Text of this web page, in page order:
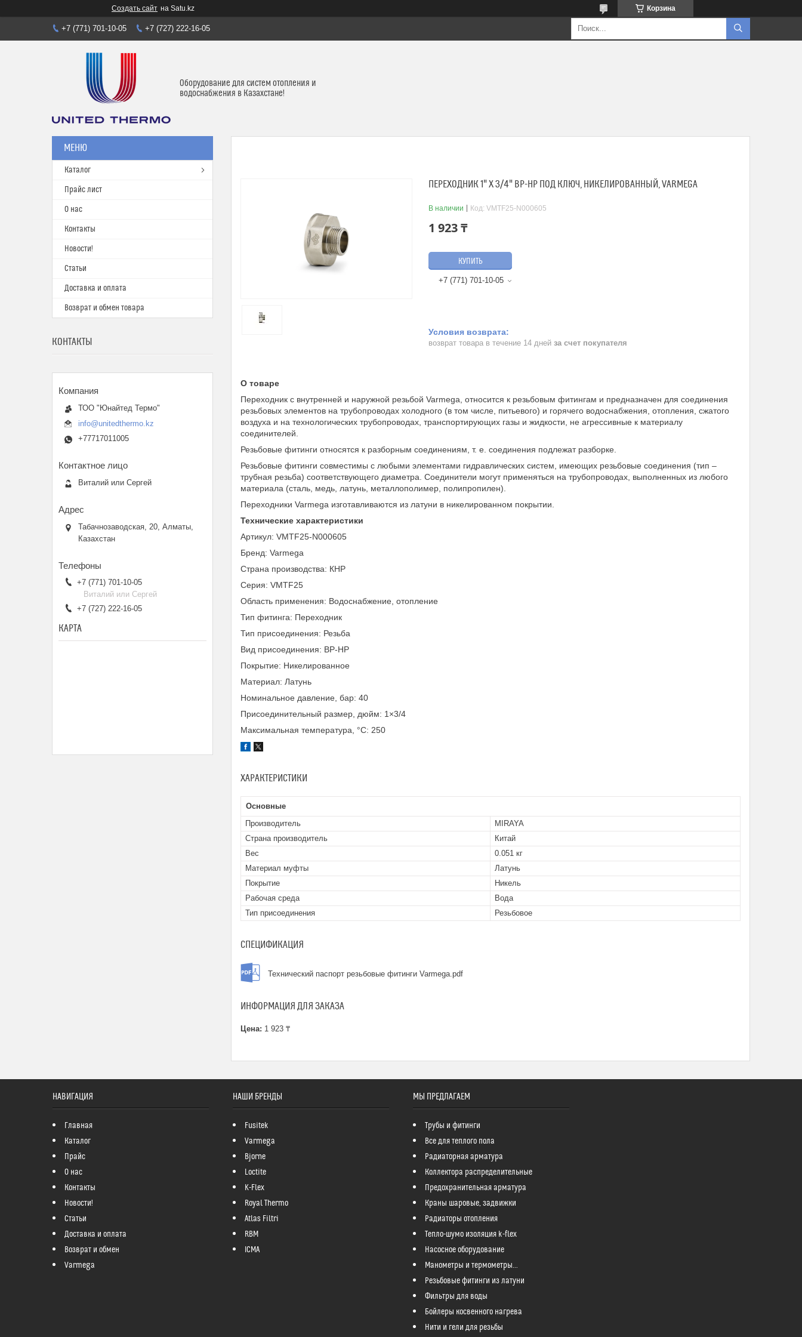
Создать сайт на Satu.kz Корзина
+7 (771) 701-10-05 +7 (727) 222-16-05
Оборудование для систем отопления и
водоснабжения в Казахстане!
ПЕРЕХОДНИК 1" X 3/4" ВР-НР ПОД КЛЮЧ, НИКЕЛИРОВАННЫЙ, VARMEGA
В наличии Код: VMTF25-N000605
1 923 ₸
КУПИТЬ
+7 (771) 701-10-05
возврат товара в течение 14 дней за счет покупателя
О товаре
Переходник с внутренней и наружной резьбой Varmega, относится к резьбовым фитингам и предназначен для соединения
резьбовых элементов на трубопроводах холодного (в том числе, питьевого) и горячего водоснабжения, отопления, сжатого
воздуха и на технологических трубопроводах, транспортирующих газы и жидкости, не агрессивные к материалу
соединителей.
Резьбовые фитинги относятся к разборным соединениям, т. е. соединения подлежат разборке.
Резьбовые фитинги совместимы с любыми элементами гидравлических систем, имеющих резьбовые соединения (тип –
трубная резьба) соответствующего диаметра. Соединители могут применяться на трубопроводах, выполненных из любого
материала (сталь, медь, латунь, металлополимер, полипропилен).
Переходники Varmega изготавливаются из латуни в никелированном покрытии.
Технические характеристики
Артикул: VMTF25-N000605
Бренд: Varmega
Страна производства: КНР
Серия: VMTF25
Область применения: Водоснабжение, отопление
Тип фитинга: Переходник
Тип присоединения: Резьба
Вид присоединения: ВР-НР
Покрытие: Никелированное
Материал: Латунь
Номинальное давление, бар: 40
Присоединительный размер, дюйм: 1×3/4
Максимальная температура, °С: 250
ХАРАКТЕРИСТИКИ
Основные
Производитель
MIRAYA
Страна производитель
Китай
Вес
0.051 кг
Материал муфты
Латунь
Покрытие
Никель
Рабочая среда
Вода
Тип присоединения
Резьбовое
СПЕЦИФИКАЦИЯ
Технический паспорт резьбовые фитинги Varmega.pdf
ИНФОРМАЦИЯ ДЛЯ ЗАКАЗА
Цена: 1 923 ₸
Каталог
Прайс лист
О нас
Контакты
Новости!
Статьи
Доставка и оплата
Возврат и обмен товара
КОНТАКТЫ
ТОО "Юнайтед Термо"
info@unitedthermo.kz
+77717011005
Виталий или Сергей
Табачнозаводская, 20, Алматы,
Казахстан
+7 (771) 701-10-05
Виталий или Сергей
+7 (727) 222-16-05
КАРТА
НАВИГАЦИЯ
Главная
Каталог
Прайс
О нас
Контакты
Новости!
Статьи
Доставка и оплата
Возврат и обмен
Varmega
НАШИ БРЕНДЫ
Fusitek
Varmega
Bjorne
Loctite
K-Flex
Royal Thermo
Atlas Filtri
RBM
ICMA
МЫ ПРЕДЛАГАЕМ
Трубы и фитинги
Все для теплого пола
Радиаторная арматура
Коллектора распределительные
Предохранительная арматура
Краны шаровые, задвижки
Радиаторы отопления
Тепло-шумо изоляция k-flex
Насосное оборудование
Манометры и термометры...
Резьбовые фитинги из латуни
Фильтры для воды
Бойлеры косвенного нагрева
Нити и гели для резьбы